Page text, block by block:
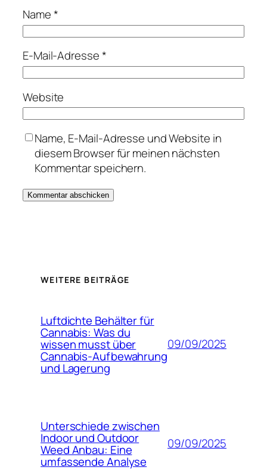
Name*
E-Mail-Adresse*
Website
Name, E-Mail-Adresse und Website in
diesem Browser für meinen nächsten
Kommentar speichern.
WEITERE BEITRÄGE
Luftdichte Behälter für
Cannabis: Was du
wissen musst über
Cannabis-Aufbewahrung
und Lagerung
09/09/2025
Unterschiede zwischen
Indoor und Outdoor
Weed Anbau: Eine
umfassende Analyse
09/09/2025